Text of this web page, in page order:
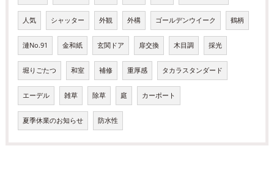
人気 シャッター 外観 外構 ゴールデンウイーク 鶴柄
漣No.91 金和紙 玄関ドア 扉交換 木目調 採光
堀りごたつ 和室 補修 重厚感 タカラスタンダード
エーデル 雑草 除草 庭 カーポート
夏季休業のお知らせ 防水性